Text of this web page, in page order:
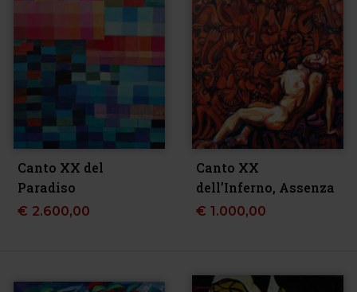
Canto XX del
Paradiso
€ 2.600,00
Canto XX
dell’Inferno, Assenza
€ 1.000,00